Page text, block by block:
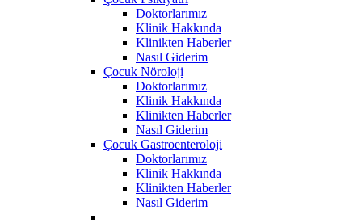
Doktorlarımız
Klinik Hakkında
Klinikten Haberler
Nasıl Giderim
Çocuk Nöroloji
Doktorlarımız
Klinik Hakkında
Klinikten Haberler
Nasıl Giderim
Çocuk Gastroenteroloji
Doktorlarımız
Klinik Hakkında
Klinikten Haberler
Nasıl Giderim